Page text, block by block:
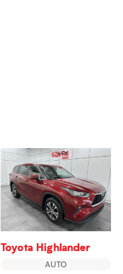
Toyota Highlander
AUTO